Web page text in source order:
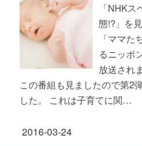
「NHK
態!?」を
「ママた
るニッポ
放送され
この番組も見ましたので第2
した。 これは子育てに関…
2016-03-24